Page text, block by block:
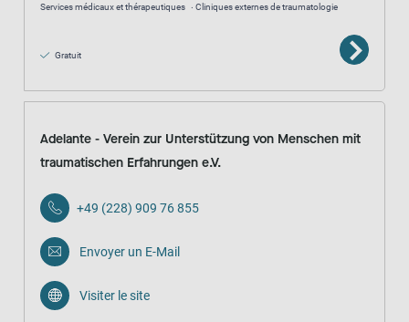
Services médicaux et thérapeutiques Cliniques externes de traumatologie
Gratuit
Adelante - Verein zur Unterstützung von Menschen mit
traumatischen Erfahrungen e.V.
+49 (228) 909 76 855
Envoyer un E-Mail
Visiter le site